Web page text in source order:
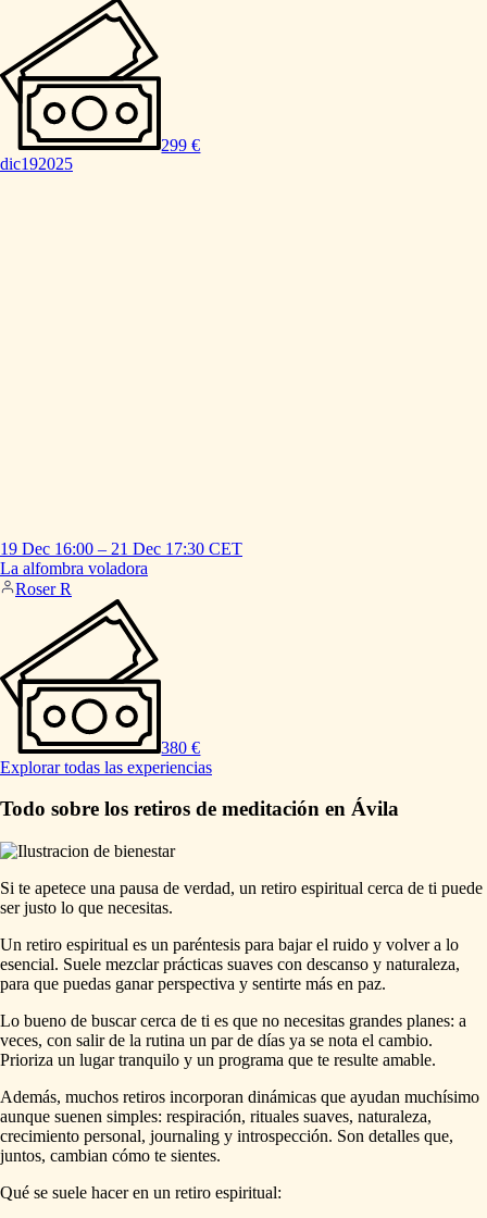
299 €
dic192025
19 Dec 16:00 – 21 Dec 17:30 CET
La alfombra voladora
Roser R
380 €
Explorar todas las experiencias
Todo sobre los retiros de meditación en Ávila
Si te apetece una pausa de verdad, un retiro espiritual cerca de ti puede
ser justo lo que necesitas.
Un retiro espiritual es un paréntesis para bajar el ruido y volver a lo
esencial. Suele mezclar prácticas suaves con descanso y naturaleza,
para que puedas ganar perspectiva y sentirte más en paz.
Lo bueno de buscar cerca de ti es que no necesitas grandes planes: a
veces, con salir de la rutina un par de días ya se nota el cambio.
Prioriza un lugar tranquilo y un programa que te resulte amable.
Además, muchos retiros incorporan dinámicas que ayudan muchísimo
aunque suenen simples: respiración, rituales suaves, naturaleza,
crecimiento personal, journaling y introspección. Son detalles que,
juntos, cambian cómo te sientes.
Qué se suele hacer en un retiro espiritual: